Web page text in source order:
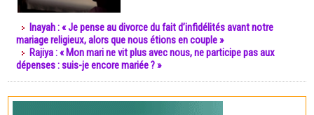
Inayah : « Je pense au divorce du fait d’infidélités avant notre
mariage religieux, alors que nous étions en couple »
Rajiya : « Mon mari ne vit plus avec nous, ne participe pas aux
dépenses : suis-je encore mariée ? »